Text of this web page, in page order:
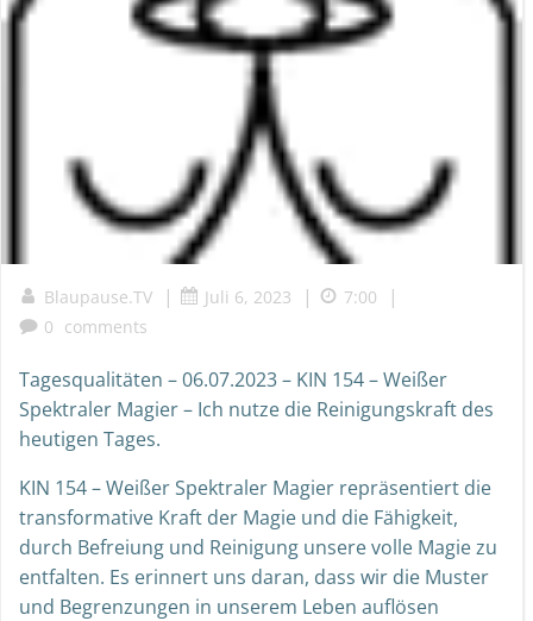
Blaupause.TV | Juli 6, 2023 | 7:00 |
0 comments
Tagesqualitäten – 06.07.2023 – KIN 154 – Weißer
Spektraler Magier – Ich nutze die Reinigungskraft des
heutigen Tages.
KIN 154 – Weißer Spektraler Magier repräsentiert die
transformative Kraft der Magie und die Fähigkeit,
durch Befreiung und Reinigung unsere volle Magie zu
entfalten. Es erinnert uns daran, dass wir die Muster
und Begrenzungen in unserem Leben auflösen